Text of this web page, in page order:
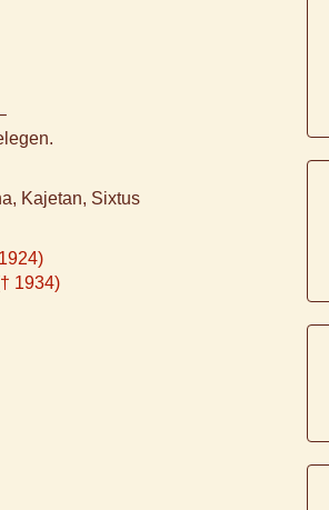
Kajetan, Sixtus
1934)